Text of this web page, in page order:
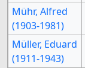
Mühr, Alfred
(1903-1981)
Müller, Eduard
(1911-1943)